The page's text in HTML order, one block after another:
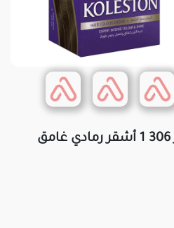
كولستون صبغه شعر 306 1 أشقر رمادي غامق